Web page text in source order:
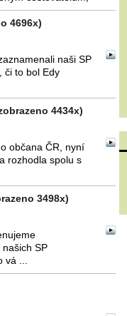
4696x)
naši SP
či to bol Edy
4434x)
občana ČR, nyní
rozhodla spolu s
3498x)
SP
...